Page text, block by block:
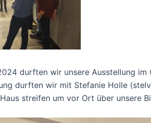
durften wir unsere Ausstellung
durften wir mit Stefanie Holle
streifen um vor Ort über unsere